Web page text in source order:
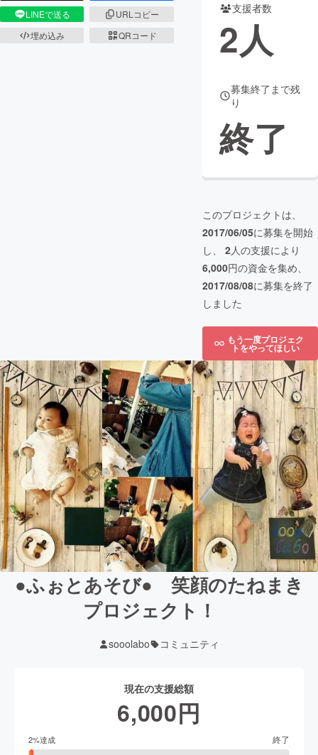
CAMPFIRE for Social Good
CAMPFIRE Creation
CAMPFIREふるさと納税
コミュニティ
LINEで送る
URLコピー
埋め込み
QRコード
支援者数
2人
募集終了まで残
り
終了
このプロジェクトは、
2017/06/05に募集を開始
し、 2人の支援により
6,000円の資金を集め、
2017/08/08に募集を終了
しました
もう一度プロジェク
トをやってほしい
●ふぉとあそび● 笑顔のたねまき
プロジェクト！
sooolabo コミュニティ
現在の支援総額
6,000円
2%達成 終了